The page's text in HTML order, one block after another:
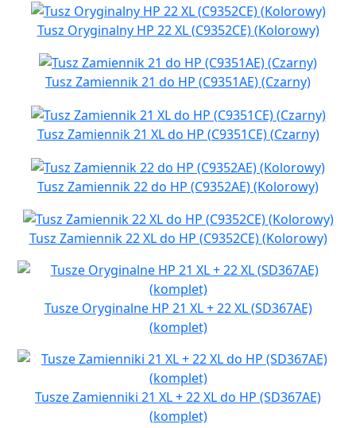
Tusz Oryginalny HP 22 XL (C9352CE) (Kolorowy)
Tusz Zamiennik 21 do HP (C9351AE) (Czarny)
Tusz Zamiennik 21 XL do HP (C9351CE) (Czarny)
Tusz Zamiennik 22 do HP (C9352AE) (Kolorowy)
Tusz Zamiennik 22 XL do HP (C9352CE) (Kolorowy)
Tusze Oryginalne HP 21 XL + 22 XL (SD367AE)
(komplet)
Tusze Zamienniki 21 XL + 22 XL do HP (SD367AE)
(komplet)